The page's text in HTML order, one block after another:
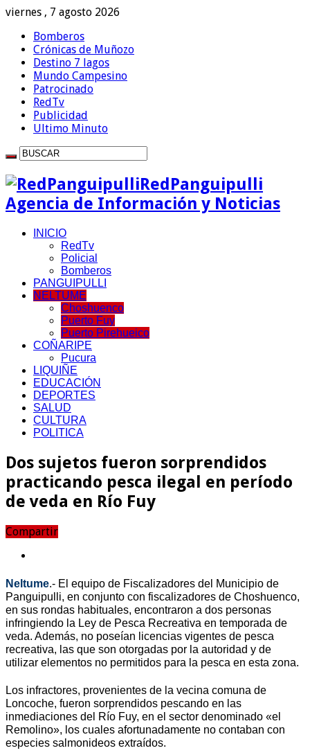
viernes , 7 agosto 2026
Bomberos
Crónicas de Muñozo
Destino 7 lagos
Mundo Campesino
Patrocinado
RedTv
Publicidad
Ultimo Minuto
RedPanguipulli
Agencia de Información y Noticias
INICIO
RedTv
Policial
Bomberos
PANGUIPULLI
NELTUME
Choshuenco
Puerto Fuy
Puerto Pirehueico
COÑARIPE
Pucura
LIQUIÑE
EDUCACIÓN
DEPORTES
SALUD
CULTURA
POLITICA
Dos sujetos fueron sorprendidos
practicando pesca ilegal en período
de veda en Río Fuy
Compartir
Neltume.- El equipo de Fiscalizadores del Municipio de
Panguipulli, en conjunto con fiscalizadores de Choshuenco,
en sus rondas habituales, encontraron a dos personas
infringiendo la Ley de Pesca Recreativa en temporada de
veda. Además, no poseían licencias vigentes de pesca
recreativa, las que son otorgadas por la autoridad y de
utilizar elementos no permitidos para la pesca en esta zona.
Los infractores, provenientes de la vecina comuna de
Loncoche, fueron sorprendidos pescando en las
inmediaciones del Río Fuy, en el sector denominado «el
Remolino», los cuales afortunadamente no contaban con
especies salmonideos extraídos.